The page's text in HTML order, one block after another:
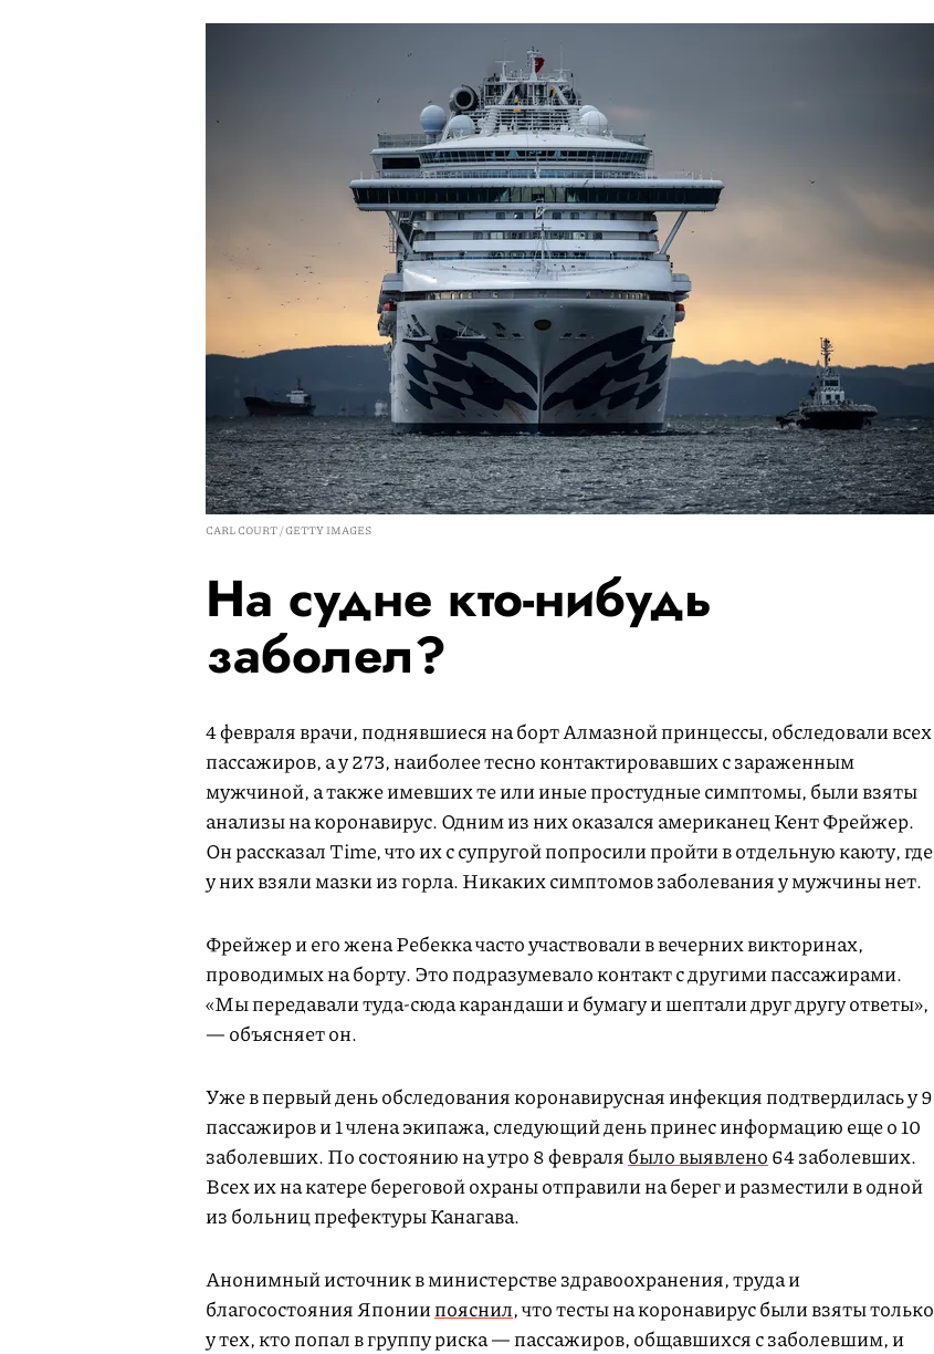
CARL COURT / GETTY IMAGES
На судне кто-нибудь
заболел?
4 февраля врачи, поднявшиеся на борт Алмазной принцессы, обследовали всех
пассажиров, а у 273, наиболее тесно контактировавших с зараженным
мужчиной, а также имевших те или иные простудные симптомы, были взяты
анализы на коронавирус. Одним из них оказался американец Кент Фрейжер.
Он рассказал Time, что их с супругой попросили пройти в отдельную каюту, где
у них взяли мазки из горла. Никаких симптомов заболевания у мужчины нет.
Фрейжер и его жена Ребекка часто участвовали в вечерних викторинах,
проводимых на борту. Это подразумевало контакт с другими пассажирами.
«Мы передавали туда-сюда карандаши и бумагу и шептали друг другу ответы»,
— объясняет он.
Уже в первый день обследования коронавирусная инфекция подтвердилась у 9
пассажиров и 1 члена экипажа, следующий день принес информацию еще о 10
заболевших. По состоянию на утро 8 февралябыло выявлено64 заболевших.
Всех их на катере береговой охраны отправили на берег и разместили в одной
из больниц префектуры Канагава.
Анонимный источник в министерстве здравоохранения, труда и
благосостояния Япониипояснил, что тесты на коронавирус были взяты только
у тех, кто попал в группу риска — пассажиров, общавшихся с заболевшим, и